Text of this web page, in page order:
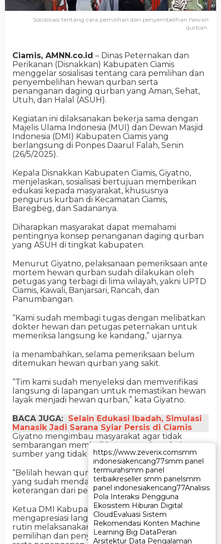
https://www.zeverix.comsmm
indonesiakencang77smm panel
termurahsmm panel
terbaikreseller smm panelsmm
panel indonesiakencang77Analisis
Pola Interaksi Pengguna
Ekosistem Hiburan Digital
CloudEvaluasi Sistem
Rekomendasi Konten Machine
Learning Big DataPeran
Arsitektur Data Pengalaman
https://www.zeverix.comsmm
indonesiakencang77smm panel
termurahsmm panel
terbaikreseller smm panelsmm
panel indonesiakencang77Analisis
Pola Interaksi Pengguna
Ekosistem Hiburan Digital
CloudEvaluasi Sistem
Rekomendasi Konten Machine
Learning Big DataPeran
Arsitektur Data Pengalaman
Sosialisasi tentang cara pemilihan dan penyembelihan hewan
qurban.
Ciamis, AMNN.co.id – Dinas Peternakan dan
Perikanan (Disnakkan) Kabupaten Ciamis
menggelar sosialisasi tentang cara pemilihan dan
penyembelihan hewan qurban serta
penanganan daging qurban yang Aman, Sehat,
Utuh, dan Halal (ASUH).
Kegiatan ini dilaksanakan bekerja sama dengan
Majelis Ulama Indonesia (MUI) dan Dewan Masjid
Indonesia (DMI) Kabupaten Ciamis yang
berlangsung di Ponpes Daarul Falah, Senin
(26/5/2025).
Kepala Disnakkan Kabupaten Ciamis, Giyatno,
menjelaskan, sosialisasi bertujuan memberikan
edukasi kepada masyarakat, khususnya
pengurus kurban di Kecamatan Ciamis,
Baregbeg, dan Sadananya.
Diharapkan masyarakat dapat memahami
pentingnya konsep penanganan daging qurban
yang ASUH di tingkat kabupaten.
Menurut Giyatno, pelaksanaan pemeriksaan ante
mortem hewan qurban sudah dilakukan oleh
petugas yang terbagi di lima wilayah, yakni UPTD
Ciamis, Kawali, Banjarsari, Rancah, dan
Panumbangan.
“Kami sudah membagi tugas dengan melibatkan
dokter hewan dan petugas peternakan untuk
memeriksa langsung ke kandang,” ujarnya.
Ia menambahkan, selama pemeriksaan belum
ditemukan hewan qurban yang sakit.
“Tim kami sudah menyeleksi dan memverifikasi
langsung di lapangan untuk memastikan hewan
layak menjadi hewan qurban,” kata Giyatno.
BACA JUGA: Selain Edukasi Ibadah, Simulasi
Manasik Jadi Sarana Syiar Persis di Ciamis
Giyatno mengimbau masyarakat agar tidak
sembarangan membeli hewan qurban dari
sumber yang tidak jelas.
“Belilah hewan qurban yang sehat dan layak,
yang sudah mendapat stempel khusus dan surat
keterangan dari petugas kami,” tambahnya.
Ketua DMI Kabupaten Ciamis, Syarif Nur Hidayat,
mengapresiasi langkah Disnakkan yang selama ini
rutin melaksanakan sosialisasi tentang cara
pemilihan dan penyembelihan hewan qurban